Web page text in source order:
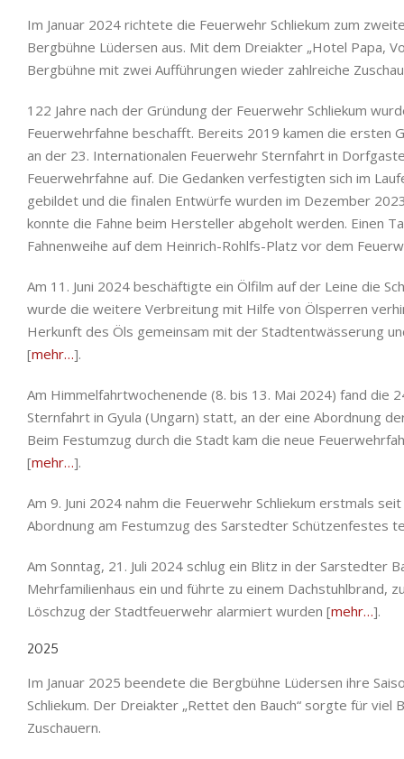
Im Januar 2024 richtete die Feuerwehr Schliekum zum
Bergbühne Lüdersen aus. Mit dem Dreiakter „Hotel Papa,
Bergbühne mit zwei Aufführungen wieder zahlreiche
122 Jahre nach der Gründung der Feuerwehr Schliekum
Feuerwehrfahne beschafft. Bereits 2019 kamen die ersten
an der 23. Internationalen Feuerwehr Sternfahrt in
Feuerwehrfahne auf. Die Gedanken verfestigten sich im
gebildet und die finalen Entwürfe wurden im Dezember
konnte die Fahne beim Hersteller abgeholt werden. Einen
Fahnenweihe auf dem Heinrich-Rohlfs-Platz vor dem
Am 11. Juni 2024 beschäftigte ein Ölfilm auf der Leine die
wurde die weitere Verbreitung mit Hilfe von Ölsperren
Herkunft des Öls gemeinsam mit der Stadtentwässerung
[mehr…].
Am Himmelfahrtwochenende (8. bis 13. Mai 2024) fand die
Sternfahrt in Gyula (Ungarn) statt, an der eine Abordnung
Beim Festumzug durch die Stadt kam die neue
[mehr…].
Am 9. Juni 2024 nahm die Feuerwehr Schliekum erstmals
Abordnung am Festumzug des Sarstedter Schützenfestes
Am Sonntag, 21. Juli 2024 schlug ein Blitz in der Sarstedter
Mehrfamilienhaus ein und führte zu einem Dachstuhlbrand,
Löschzug der Stadtfeuerwehr alarmiert wurden [mehr…].
2025
Im Januar 2025 beendete die Bergbühne Lüdersen ihre
Schliekum. Der Dreiakter „Rettet den Bauch“ sorgte für viel
Zuschauern.